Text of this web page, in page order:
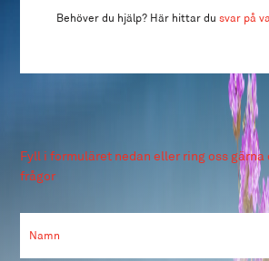
Behöver du hjälp? Här hittar dusvar på
Fyll i formuläret nedan eller ring oss gärna
frågor
Namn